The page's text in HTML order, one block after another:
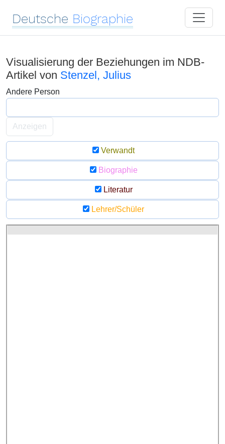
Deutsche Biographie
Visualisierung der Beziehungen im NDB-
Artikel von Stenzel, Julius
Andere Person
Anzeigen
Verwandt
Biographie
Literatur
Lehrer/Schüler